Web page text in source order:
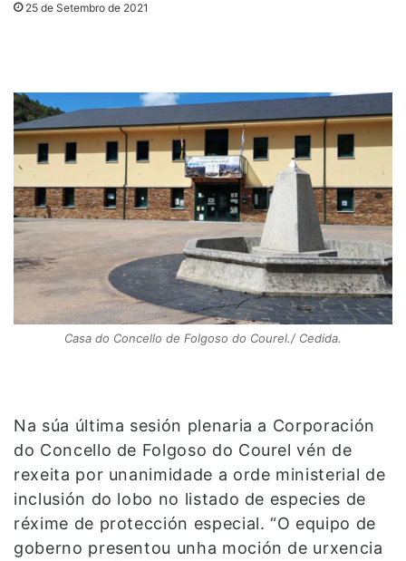
25 de Setembro de 2021
Casa do Concello de Folgoso do Courel./ Cedida.
Na súa última sesión plenaria a Corporación
do Concello de Folgoso do Courel vén de
rexeita por unanimidade a orde ministerial de
inclusión do lobo no listado de especies de
réxime de protección especial. “O equipo de
goberno presentou unha moción de urxencia